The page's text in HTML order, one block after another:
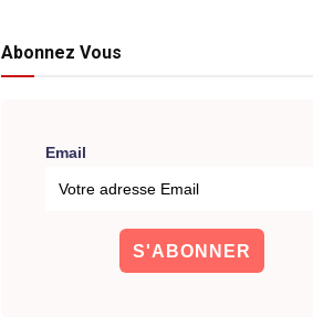
Abonnez Vous
Email